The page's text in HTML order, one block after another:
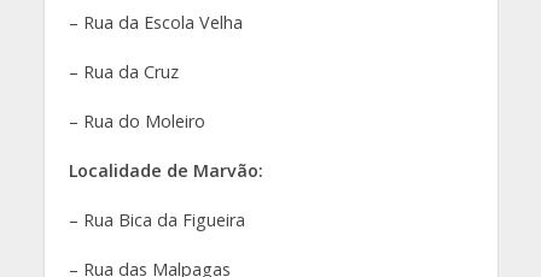
– Rua da Escola Velha
– Rua da Cruz
– Rua do Moleiro
Localidade de Marvão:
– Rua Bica da Figueira
– Rua das Malpagas